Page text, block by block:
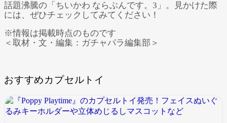
話題沸騰の「ちいかわ ならぶんです。3」。見かけた際
には、ぜひチェックしてみてください！
※情報は掲載時点のものです
＜取材・文・編集：ガチャパラ編集部＞
おすすめカプセルトイ